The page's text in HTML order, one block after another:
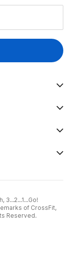
3...2...1...Go!
of CrossFit,
Reserved.